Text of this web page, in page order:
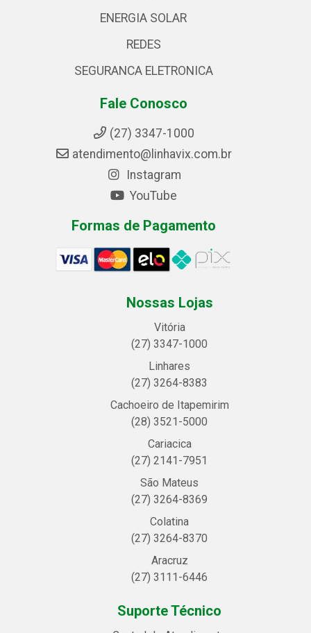
ENERGIA SOLAR
REDES
SEGURANCA ELETRONICA
Fale Conosco
(27) 3347-1000
atendimento@linhavix.com.br
Instagram
YouTube
Formas de Pagamento
Nossas Lojas
Vitória
(27) 3347-1000
Linhares
(27) 3264-8383
Cachoeiro de Itapemirim
(28) 3521-5000
Cariacica
(27) 2141-7951
São Mateus
(27) 3264-8369
Colatina
(27) 3264-8370
Aracruz
(27) 3111-6446
Suporte Técnico